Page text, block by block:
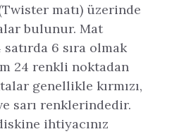
matı) üzerinde
bulunur. Mat
6 sıra olmak
24 renkli noktadan
genellikle kırmızı,
sarı renklerindedir.
ihtiyacınız